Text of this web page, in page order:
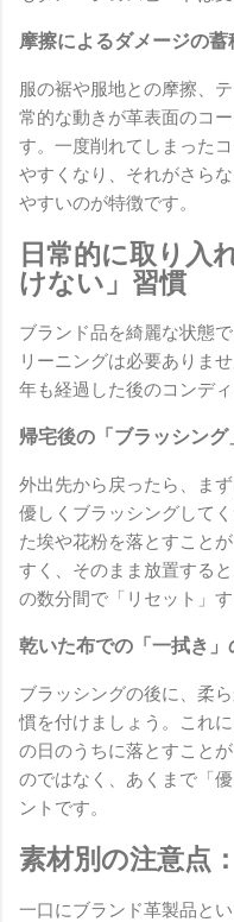
摩擦によるダメージの蓄
服の裾や服地との摩擦、
常的な動きが革表面のコ
す。一度削れてしまった
やすくなり、それがさら
やすいのが特徴です。
日常的に取り入
けない」習慣
ブランド品を綺麗な状態
リーニングは必要ありま
年も経過した後のコンデ
帰宅後の「ブラッシング
外出先から戻ったら、ま
優しくブラッシングして
た埃や花粉を落とすこと
すく、そのまま放置する
の数分間で「リセット」す
乾いた布での「一拭き」
ブラッシングの後に、柔
慣を付けましょう。これ
の日のうちに落とすこと
のではなく、あくまで「
ントです。
素材別の注意点
一口にブランド革製品と